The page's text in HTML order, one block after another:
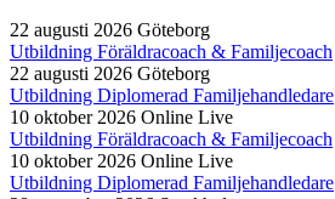
22 augusti 2026 Göteborg
Utbildning Föräldracoach & Familjecoach
22 augusti 2026 Göteborg
Utbildning Diplomerad Familjehandledare
10 oktober 2026 Online Live
Utbildning Föräldracoach & Familjecoach
10 oktober 2026 Online Live
Utbildning Diplomerad Familjehandledare